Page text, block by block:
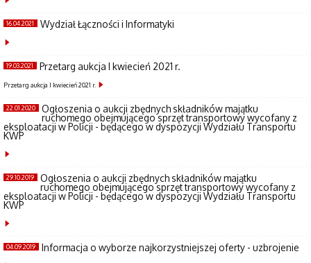
16.04.2021 Wydział Łączności i Informatyki
19.03.2021 Przetarg aukcja I kwiecień 2021 r.
Przetarg aukcja I kwiecień 2021 r.
22.01.2020 Ogłoszenia o aukcji zbędnych składników majątku
ruchomego obejmującego sprzęt transportowy wycofany z
eksploatacji w Policji - będącego w dyspozycji Wydziału Transportu
KWP
29.10.2019 Ogłoszenia o aukcji zbędnych składników majątku
ruchomego obejmującego sprzęt transportowy wycofany z
eksploatacji w Policji - będącego w dyspozycji Wydziału Transportu
KWP
04.09.2019 Informacja o wyborze najkorzystniejszej oferty - uzbrojenie